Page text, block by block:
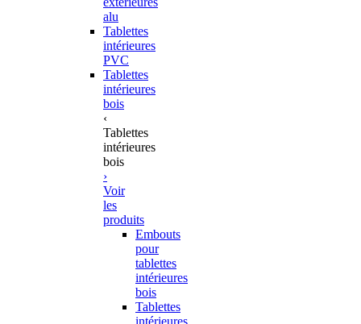
alu
Tablettes
intérieures
PVC
Tablettes
intérieures
bois
‹
Tablettes
intérieures
bois
›
Voir
les
produits
Embouts
pour
tablettes
intérieures
bois
Tablettes
intérieures